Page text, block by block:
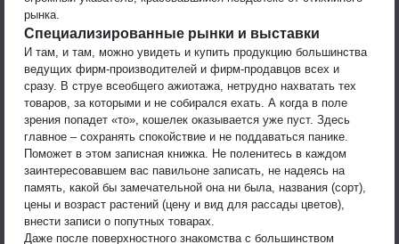
рынка.
Специализированные рынки и выставки
И там, и там, можно увидеть и купить продукцию большинства
ведущих фирм-производителей и фирм-продавцов всех и
сразу. В струе всеобщего ажиотажа, нетрудно нахватать тех
товаров, за которыми и не собирался ехать. А когда в поле
зрения попадет «то», кошелек оказывается уже пуст. Здесь
главное – сохранять спокойствие и не поддаваться панике.
Поможет в этом записная книжка. Не поленитесь в каждом
заинтересовавшем вас павильоне записать, не надеясь на
память, какой бы замечательной она ни была, названия (сорт),
цены и возраст растений (цену и вид для рассады цветов),
внести записи о попутных товарах.
Даже после поверхностного знакомства с большинством